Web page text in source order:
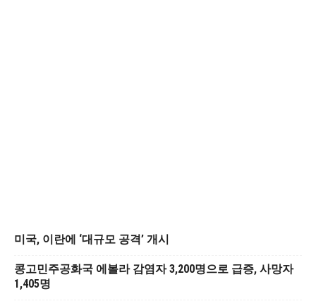
미국, 이란에 ‘대규모 공격’ 개시
콩고민주공화국 에볼라 감염자 3,200명으로 급증, 사망자
1,405명